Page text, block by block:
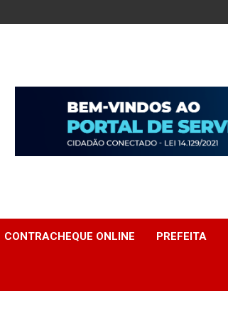
CONTRACHEQUE ONLINE PREFEITA